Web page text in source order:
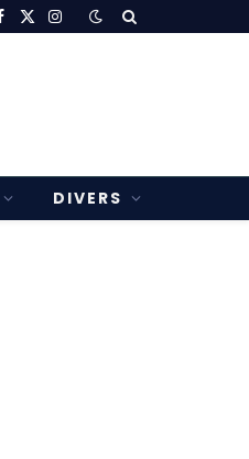
X
Instagram
DIVERS